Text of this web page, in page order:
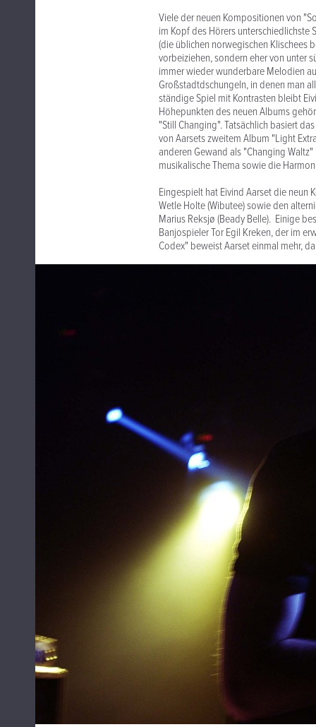
Viele der neuen Kompositionen von
im Kopf des Hörers unterschiedlichste
(die üblichen norwegischen Klischees
vorbeiziehen, sondern eher von unter
immer wieder wunderbare Melodien
Großstadtdschungeln, in denen man
ständige Spiel mit Kontrasten bleibt
Höhepunkten des neuen Albums
"Still Changing". Tatsächlich basiert
von Aarsets zweitem Album "Light
anderen Gewand als "Changing
musikalische Thema sowie die
Eingespielt hat Eivind Aarset die neun
Wetle Holte (Wibutee) sowie den
Marius Reksjø (Beady Belle). Einige
Banjospieler Tor Egil Kreken, der im
Codex" beweist Aarset einmal mehr,